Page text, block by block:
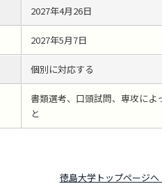
2027年4月26日
2027年5月7日
個別に対応する
書類選考、口頭試問、専攻によ
と
徳島大学トップページへ